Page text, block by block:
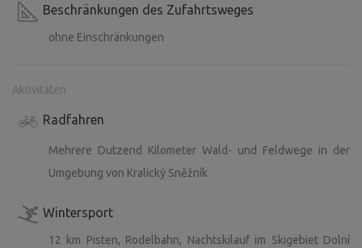
Beschränkungen des Zufahrtsweges
ohne Einschränkungen
Aktivitäten
Radfahren
Mehrere Dutzend Kilometer Wald- und Feldwege in der
Umgebung von Kralický Sněžník
Wintersport
12 km Pisten, Rodelbahn, Nachtskilauf im Skigebiet Dolní